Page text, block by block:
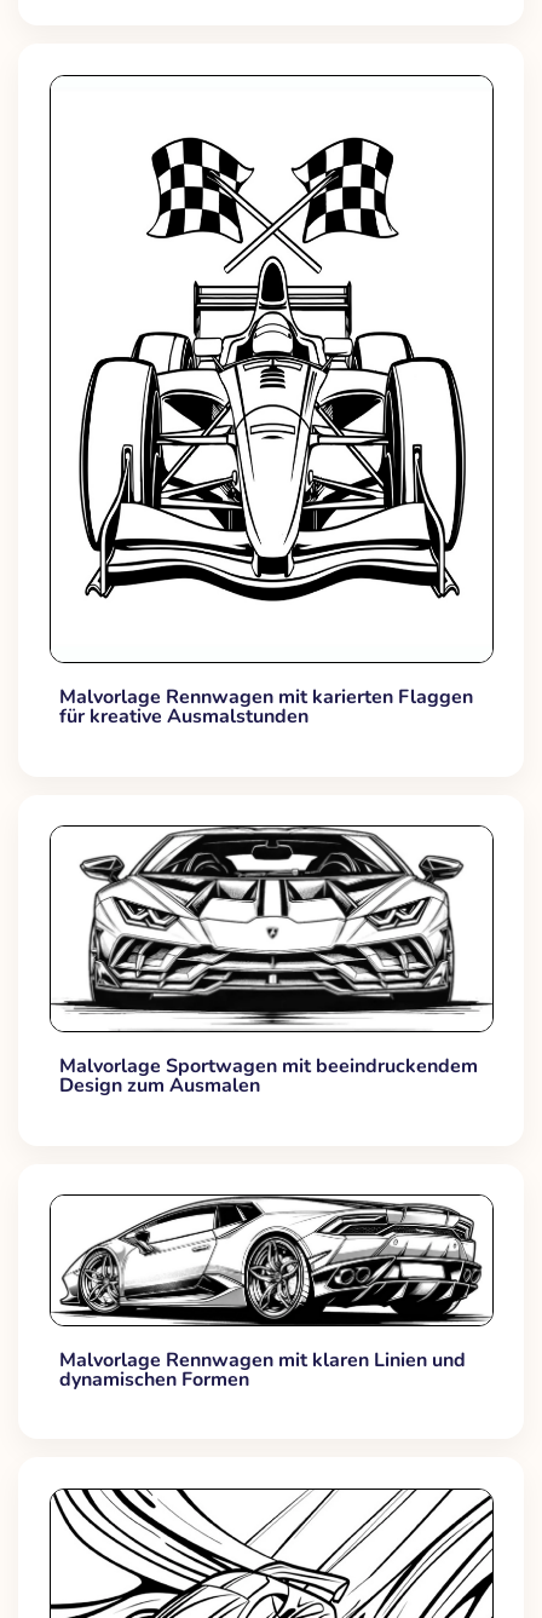
Malvorlage Rennwagen mit karierten Flaggen
für kreative Ausmalstunden
Malvorlage Sportwagen mit beeindruckendem
Design zum Ausmalen
Malvorlage Rennwagen mit klaren Linien und
dynamischen Formen